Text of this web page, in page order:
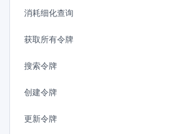
消耗细化查询
获取所有令牌
搜索令牌
创建令牌
更新令牌